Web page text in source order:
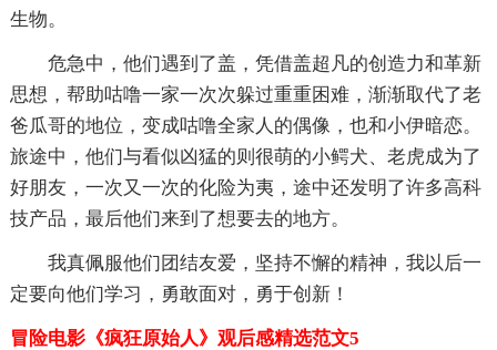
生物。
危急中，他们遇到了盖，凭借盖超凡的创造力和革新
思想，帮助咕噜一家一次次躲过重重困难，渐渐取代了老
爸瓜哥的地位，变成咕噜全家人的偶像，也和小伊暗恋。
旅途中，他们与看似凶猛的则很萌的小鳄犬、老虎成为了
好朋友，一次又一次的化险为夷，途中还发明了许多高科
技产品，最后他们来到了想要去的地方。
我真佩服他们团结友爱，坚持不懈的精神，我以后一
定要向他们学习，勇敢面对，勇于创新！
冒险电影《疯狂原始人》观后感精选范文5